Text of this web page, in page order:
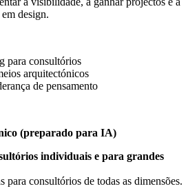
design.
para consultórios
arquitectónicos
de pensamento
(preparado para IA)
individuais e para grandes
para consultórios de todas as dimensões.